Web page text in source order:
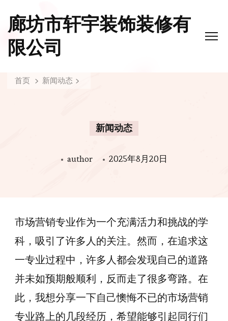
廊坊市轩宇装饰装修有
限公司
首页 新闻动态
新闻动态
author 2025年8月20日
市场营销专业作为一个充满活力和挑战的学
科，吸引了许多人的关注。然而，在追求这
一专业过程中，许多人都会发现自己的道路
并未如预期般顺利，反而走了很多弯路。在
此，我想分享一下自己懊悔不已的市场营销
专业路上的几段经历，希望能够引起同行们